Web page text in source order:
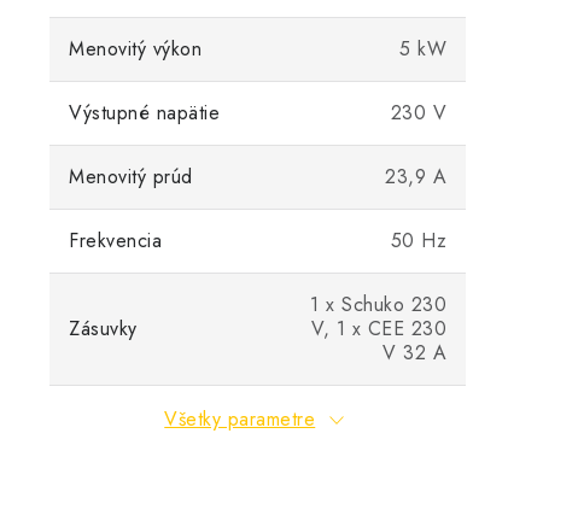
Prepravná sada Könner &
Menovitý výkon 5 kW
Výstupné napätie 230 V
Menovitý prúd 23,9 A
Frekvencia 50 Hz
Zásuvky
1 x Schuko 230
V, 1 x CEE 230
V 32 A
Všetky parametre